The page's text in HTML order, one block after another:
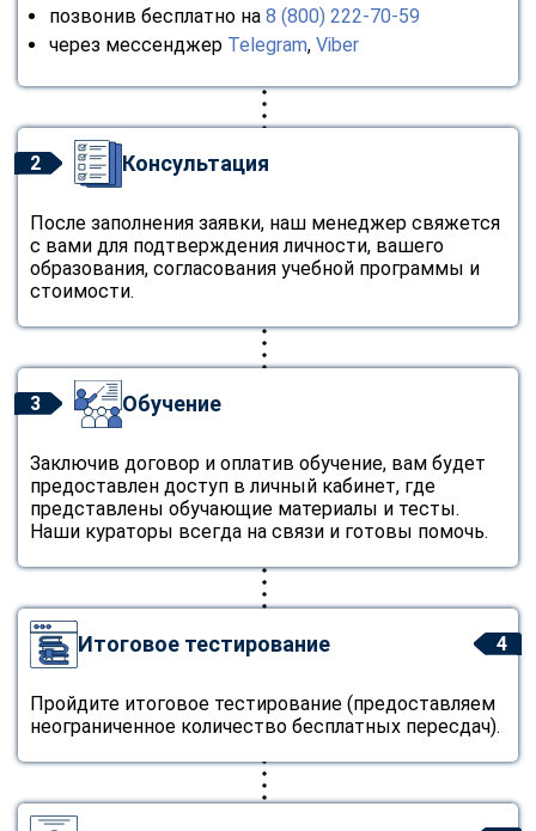
позвонив бесплатно на 8 (800) 222-70-59
через мессенджер Telegram, Viber
2 Консультация
После заполнения заявки, наш менеджер свяжется
с вами для подтверждения личности, вашего
образования, согласования учебной программы и
стоимости.
3 Обучение
Заключив договор и оплатив обучение, вам будет
предоставлен доступ в личный кабинет, где
представлены обучающие материалы и тесты.
Наши кураторы всегда на связи и готовы помочь.
4
Итоговое тестирование
Пройдите итоговое тестирование (предоставляем
неограниченное количество бесплатных пересдач).